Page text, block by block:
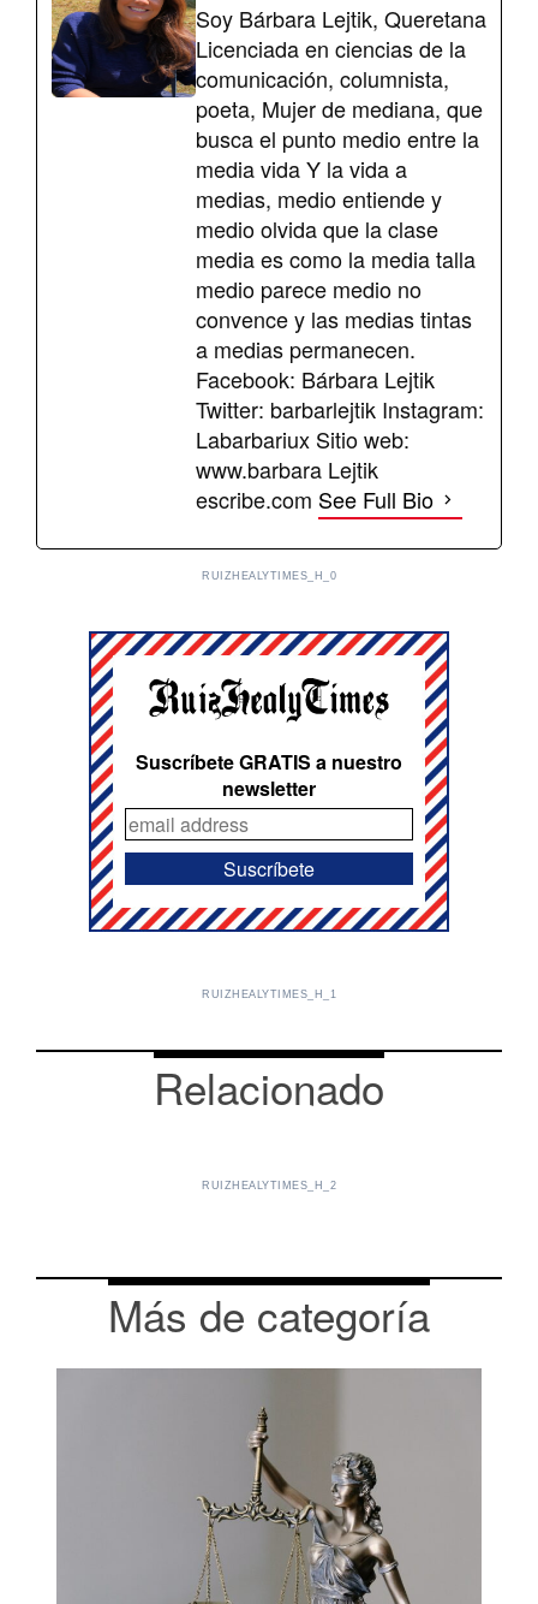
Soy Bárbara Lejtik, Queretana
Licenciada en ciencias de la
comunicación, columnista,
poeta, Mujer de mediana, que
busca el punto medio entre la
media vida Y la vida a
medias, medio entiende y
medio olvida que la clase
media es como la media talla
medio parece medio no
convence y las medias tintas
a medias permanecen.
Facebook: Bárbara Lejtik
Twitter: barbarlejtik Instagram:
Labarbariux Sitio web:
www.barbara Lejtik
escribe.com See Full Bio
RUIZHEALYTIMES_H_0
Suscríbete GRATIS a nuestro
newsletter
RUIZHEALYTIMES_H_1
Relacionado
RUIZHEALYTIMES_H_2
Más de categoría